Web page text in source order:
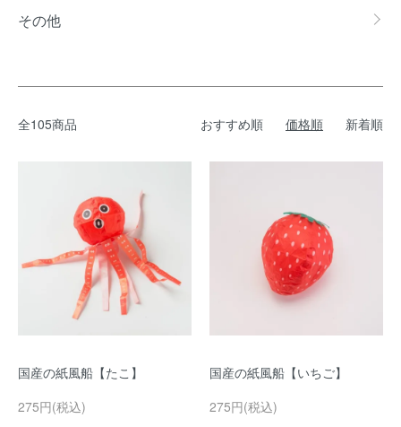
その他
全105商品 おすすめ順 価格順 新着順
国産の紙風船【たこ】
275円(税込)
国産の紙風船【いちご】
275円(税込)